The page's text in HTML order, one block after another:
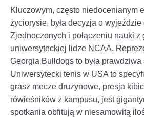
Kluczowym, często niedocenianym
życiorysie, była decyzja o
Zjednoczonych i połączeniu nauki z
uniwersyteckiej lidze NCAA.
Georgia Bulldogs to była prawdziwa
Uniwersytecki tenis w USA to
grasz mecze drużynowe, presja
rówieśników z kampusu, jest
spotkania obfitują w niesamowitą